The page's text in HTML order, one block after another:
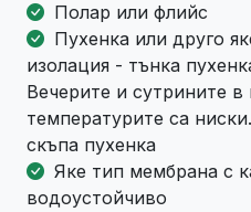
Полар или флийс
Пухенка или друго
изолация - тънка
Вечерите и сутрините в
температурите са
скъпа пухенка
Яке тип мембрана с
водоустойчиво